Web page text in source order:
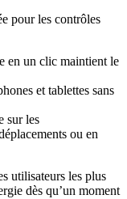
pour les contrôles
en un clic maintient le
et tablettes sans
sur les
ou en
utilisateurs les plus
dès qu’un moment